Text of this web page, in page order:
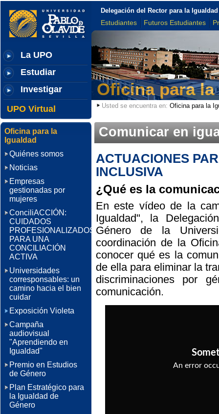
La UPO
Estudiar
Investigar
UPO Virtual
Delegación del Rector para la
Estudiantes Futuros Estudiantes
Oficina para
Usted se encuentra en: Oficina para la
Comunicar en
ACTUACIONES
INCLUSIVA
¿Qué es la
En este vídeo de la
Igualdad", la
Género de la
coordinación de la
conocer qué es la
de ella para eliminar la
discriminaciones por
comunicación.
Oficina para la
Igualdad
Quiénes somos
Noticias
Empresas
gestionadas por
mujeres
ConciliACCIÓN:
CUIDADOS
PROFESIONALIZADOS
PARA UNA
CONCILIACIÓN
ACTIVA
Universidades
corresponsables: un
camino hacia el bien
cuidar
Exposición Violeta
Campaña
audiovisual
"Aprendiendo en
Igualdad"
Premio en Estudios
de Género
Plan Estratégico para
la Igualdad de
Género